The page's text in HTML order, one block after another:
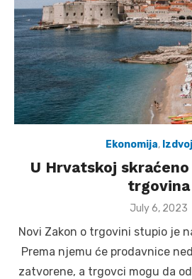
Ekonomija,
U Hrvatskoj
trgovina
Posted
July 6, 2023
Novi Zakon o trgovini stupio je
Prema njemu će prodavnice
zatvorene, a trgovci mogu da